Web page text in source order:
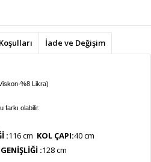
İade ve Değişim
%8 Likra)
farkı olabilir.
:116 cm KOL ÇAPI:40 cm
:128 cm